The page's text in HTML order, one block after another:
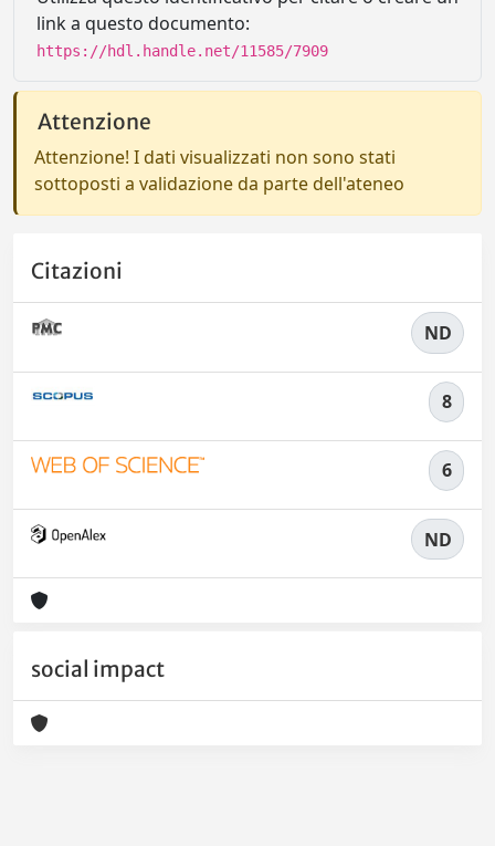
link a questo documento:
https://hdl.handle.net/11585/7909
Attenzione
Attenzione! I dati visualizzati non sono stati
sottoposti a validazione da parte dell'ateneo
Citazioni
ND
8
6
ND
social impact